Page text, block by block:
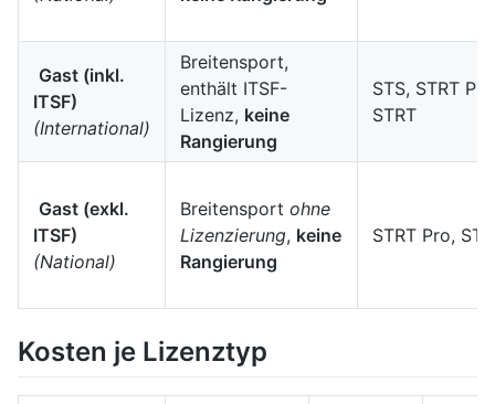
Gast (inkl.
ITSF)
(International)
Breitensport,
enthält ITSF-
Lizenz, keine
Rangierung
STS, STRT
STRT
Gast (exkl.
ITSF)
(National)
Breitensport ohne
Lizenzierung, keine
Rangierung
STRT Pro,
Kosten je Lizenztyp